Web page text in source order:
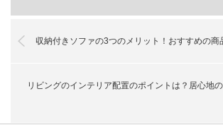
収納付きソファの3つのメリット！おすすめの商
リビングのインテリア配置のポイントは？居心地